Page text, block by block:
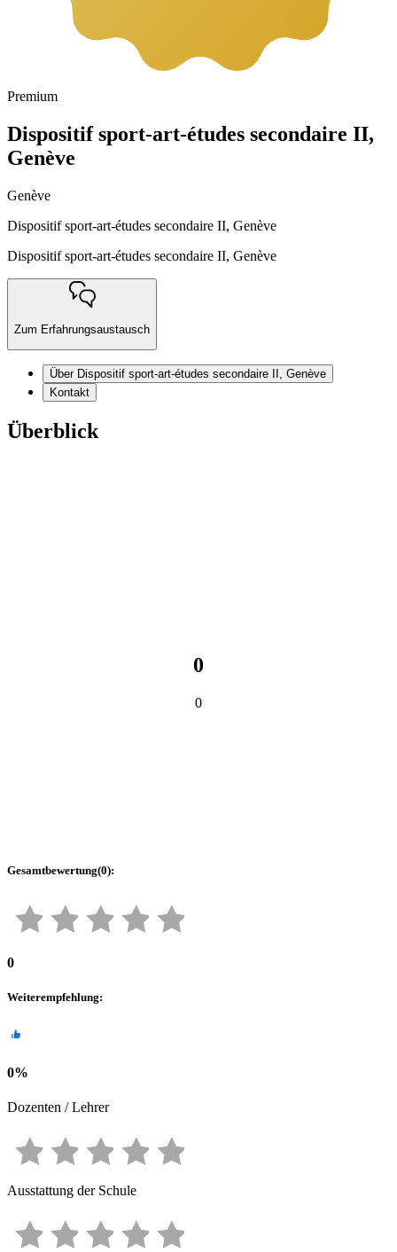
Premium
Dispositif sport-art-études secondaire II,
Genève
Genève
Dispositif sport-art-études secondaire II, Genève
Dispositif sport-art-études secondaire II, Genève
Zum Erfahrungsaustausch
Über Dispositif sport-art-études secondaire II, Genève
Kontakt
Überblick
0
0
Gesamtbewertung(0):
0
Weiterempfehlung:
0%
Dozenten / Lehrer
Ausstattung der Schule